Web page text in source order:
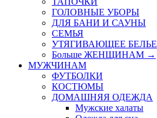
ГОЛОВНЫЕ УБОРЫ
ДЛЯ БАНИ И САУНЫ
СЕМЬЯ
УТЯГИВАЮЩЕЕ БЕЛЬЕ
Больше ЖЕНЩИНАМ →
МУЖЧИНАМ
ФУТБОЛКИ
КОСТЮМЫ
ДОМАШНЯЯ ОДЕЖДА
Мужские халаты